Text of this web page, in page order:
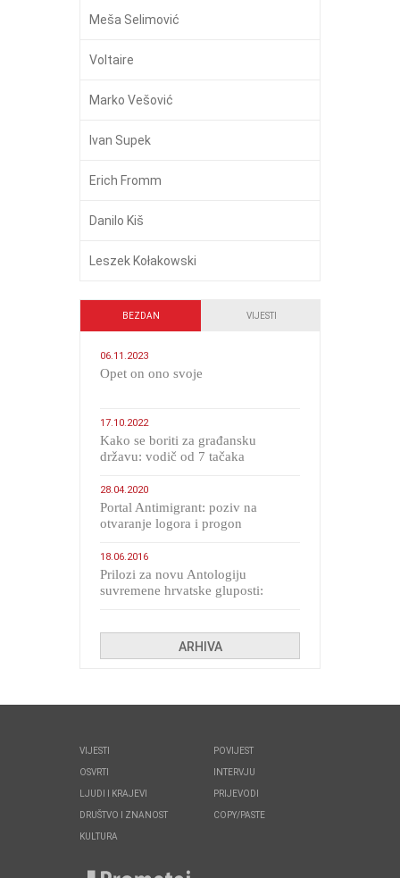
Meša Selimović
Voltaire
Marko Vešović
Ivan Supek
Erich Fromm
Danilo Kiš
Leszek Kołakowski
BEZDAN VIJESTI
06.11.2023
​Opet on ono svoje
17.10.2022
Kako se boriti za građansku
državu: vodič od 7 tačaka
28.04.2020
Portal Antimigrant: poziv na
otvaranje logora i progon
18.06.2016
Prilozi za novu Antologiju
suvremene hrvatske gluposti:
ARHIVA
VIJESTI
OSVRTI
LJUDI I KRAJEVI
DRUŠTVO I ZNANOST
KULTURA
POVIJEST
INTERVJU
PRIJEVODI
COPY/PASTE